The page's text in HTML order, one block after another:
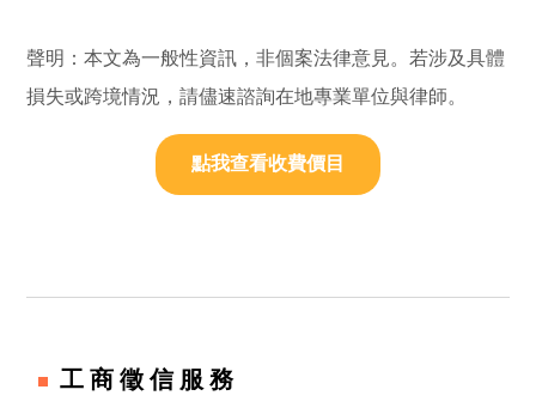
聲明：本文為一般性資訊，非個案法律意見。若涉及具體
損失或跨境情況，請儘速諮詢在地專業單位與律師。
點我查看收費價目
工商徵信服務